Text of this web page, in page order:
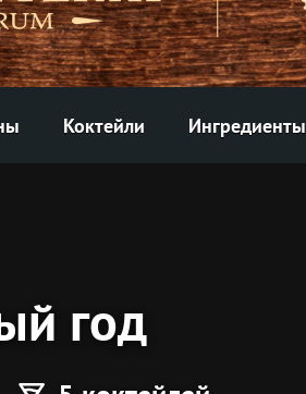
Коктейли Ингредиенты
год